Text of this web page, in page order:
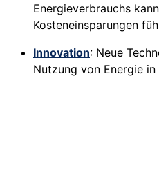
Energieverbrauchs
Kosteneinsparungen
Innovation: Neue
Nutzung von Energie